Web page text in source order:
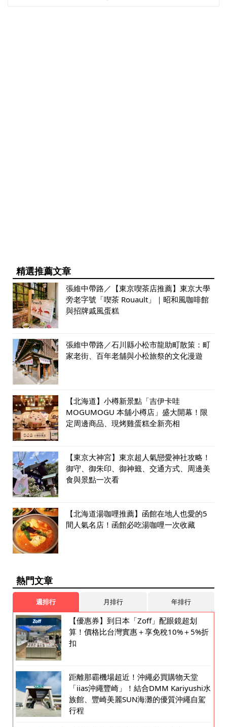
精選推薦文章
張維中帶路／【東京喫茶店推薦】東京大學
旁老字號「喫茶 Rouault」｜昭和風咖啡館
與招牌戚風蛋糕
張維中帶路／石川縣小松市龍助町散策：町
家老街、百年老舖與小松旅祭的文化漫遊
【北海道】小樽新景點「吉伊卡哇
MOGUMOGU 本舖小樽店」盛大開幕！限
定周邊商品、現烤雞蛋糕全新亮相
【東京大神宮】東京超人氣戀愛神社攻略！
御守、御朱印、御神籤、交通方式、周邊美
食與景點一次看
【北海道湯咖哩推薦】函館在地人也愛的5
間人氣名店！函館必吃湯咖哩一次收藏
熱門文章
週排行 月排行 年排行
【優惠券】到日本「Zoff」配眼鏡超划
算！價格比台灣實惠＋享免稅10%＋5%折
扣
距離那霸機場超近！沖繩必買購物天堂
「iias沖繩豐崎」！結合DMM Kariyushi水
族館、豐崎美麗SUN海灘的優質沖繩自駕
行程